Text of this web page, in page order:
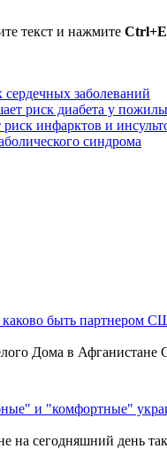
текст и нажмите
заболеваний
риск диабета у
инфарктов и
синдрома
быть партнером
Дома в
и "комфортные"
сегодняшний день